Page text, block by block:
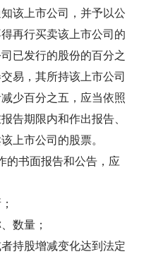
该上市公司，并予以公
再行买卖该上市公司的
已发行的股份的百分之
易，其所持该上市公司
少百分之五，应当依照
告期限内和作出报告、
上市公司的股票。
书面报告和公告，应
数量；
持股增减变化达到法定